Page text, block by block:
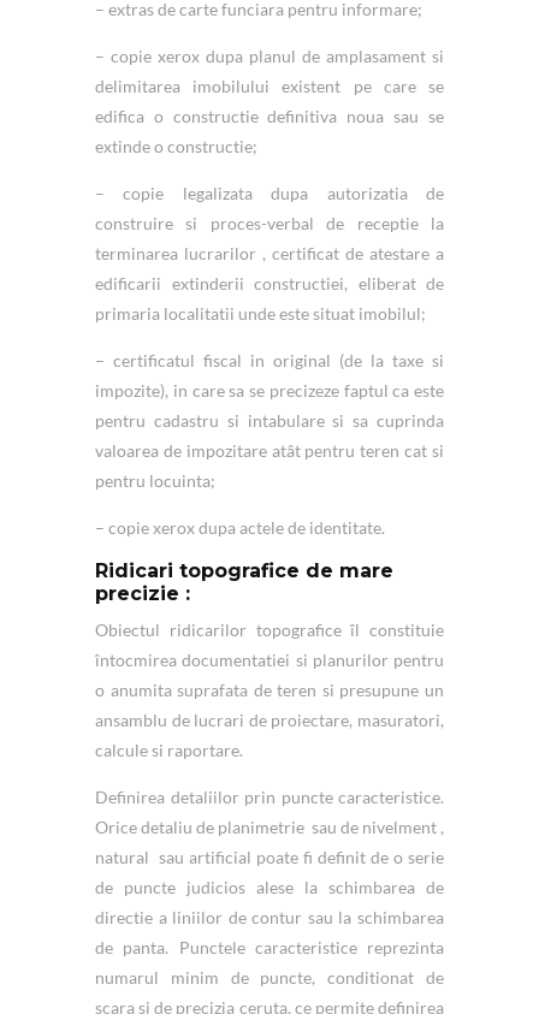
– extras de carte funciara pentru informare;
– copie xerox dupa planul de amplasament si
delimitarea imobilului existent pe care se
edifica o constructie definitiva noua sau se
extinde o constructie;
– copie legalizata dupa autorizatia de
construire si proces-verbal de receptie la
terminarea lucrarilor , certificat de atestare a
edificarii extinderii constructiei, eliberat de
primaria localitatii unde este situat imobilul;
– certificatul fiscal in original (de la taxe si
impozite), in care sa se precizeze faptul ca este
pentru cadastru si intabulare si sa cuprinda
valoarea de impozitare atât pentru teren cat si
pentru locuinta;
– copie xerox dupa actele de identitate.
Ridicari topografice de mare
precizie :
Obiectul ridicarilor topografice îl constituie
întocmirea documentatiei si planurilor pentru
o anumita suprafata de teren si presupune un
ansamblu de lucrari de proiectare, masuratori,
calcule si raportare.
Definirea detaliilor prin puncte caracteristice.
Orice detaliu de planimetrie sau de nivelment ,
natural sau artificial poate fi definit de o serie
de puncte judicios alese la schimbarea de
directie a liniilor de contur sau la schimbarea
de panta. Punctele caracteristice reprezinta
numarul minim de puncte, conditionat de
scara si de precizia ceruta, ce permite definirea